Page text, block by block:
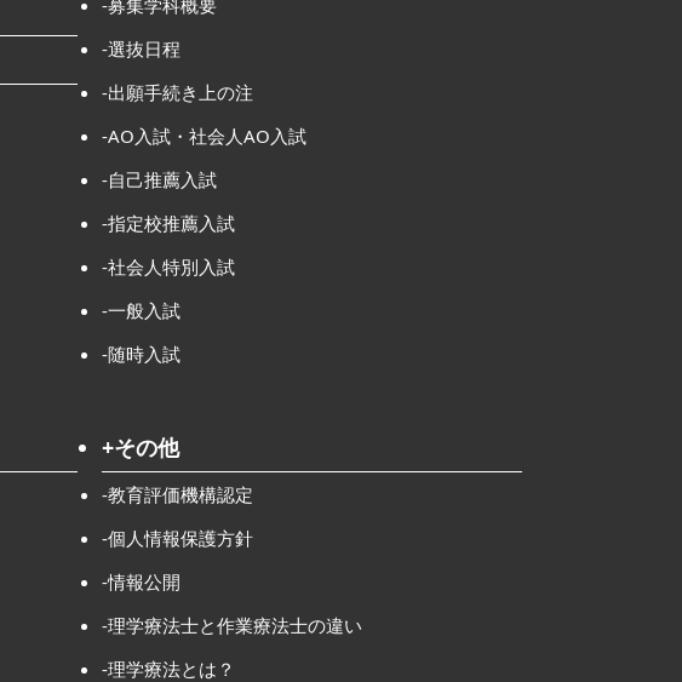
-募集学科概要
-選抜日程
-出願手続き上の注
-AO入試・社会人AO入試
-自己推薦入試
-指定校推薦入試
-社会人特別入試
-一般入試
-随時入試
+その他
-教育評価機構認定
-個人情報保護方針
-情報公開
-理学療法士と作業療法士の違い
-理学療法とは？